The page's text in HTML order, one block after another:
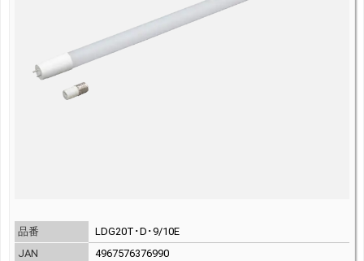
品番
LDG20T･D･9/10E
JAN
4967576376990